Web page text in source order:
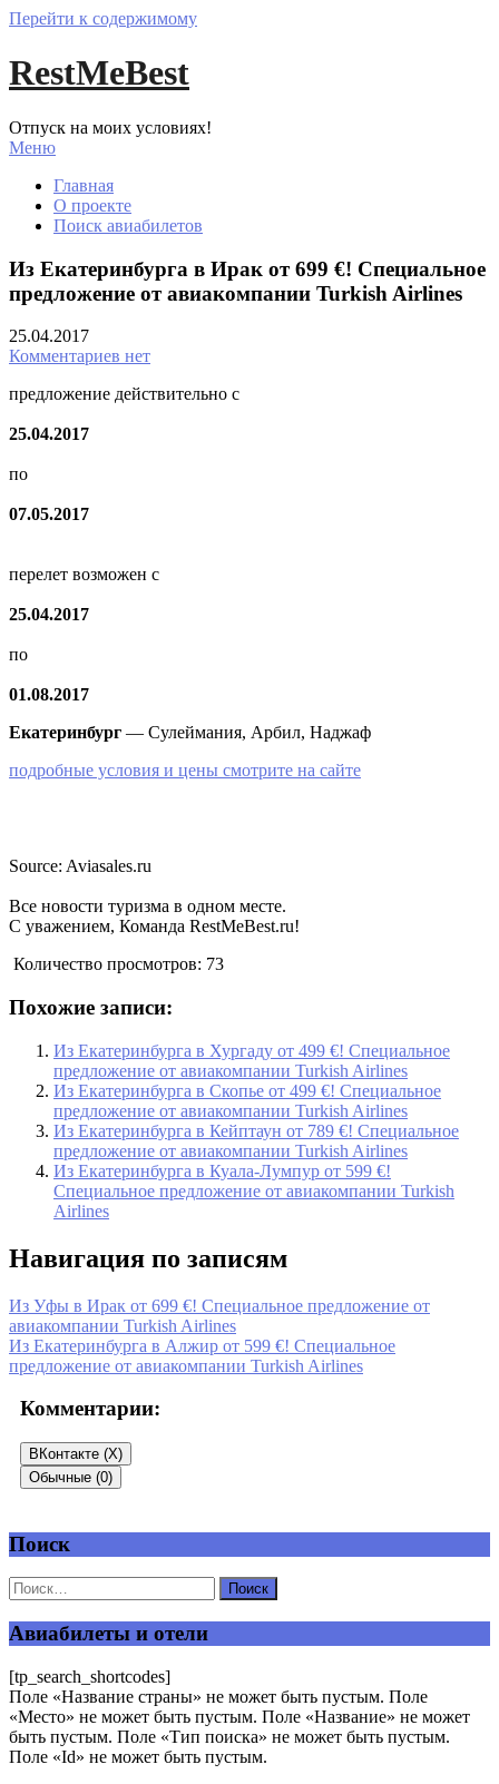
Перейти к содержимому
RestMeBest
Отпуск на моих условиях!
Меню
Главная
О проекте
Поиск авиабилетов
Из Екатеринбурга в Ирак от 699 €! Специальное
предложение от авиакомпании Turkish Airlines
25.04.2017
Комментариев нет
предложение действительно с
25.04.2017
по
07.05.2017
перелет возможен с
25.04.2017
по
01.08.2017
Екатеринбург — Сулеймания, Арбил, Наджаф
подробные условия и цены смотрите на сайте
Source: Aviasales.ru
Все новости туризма в одном месте.
С уважением, Команда RestMeBest.ru!
Количество просмотров: 73
Похожие записи:
Из Екатеринбурга в Хургаду от 499 €! Специальное
предложение от авиакомпании Turkish Airlines
Из Екатеринбурга в Скопье от 499 €! Специальное
предложение от авиакомпании Turkish Airlines
Из Екатеринбурга в Кейптаун от 789 €! Специальное
предложение от авиакомпании Turkish Airlines
Из Екатеринбурга в Куала-Лумпур от 599 €!
Специальное предложение от авиакомпании Turkish
Airlines
Навигация по записям
Из Уфы в Ирак от 699 €! Специальное предложение от
авиакомпании Turkish Airlines
Из Екатеринбурга в Алжир от 599 €! Специальное
предложение от авиакомпании Turkish Airlines
Комментарии:
ВКонтакте (X)
Обычные (0)
Добавить комментарий
Ваш адрес email не будет опубликован.
Поиск
Авиабилеты и отели
[tp_search_shortcodes]
Поле «Название страны» не может быть пустым. Поле
«Место» не может быть пустым. Поле «Название» не может
быть пустым. Поле «Тип поиска» не может быть пустым.
Поле «Id» не может быть пустым.